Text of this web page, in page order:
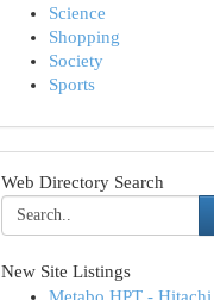
Science
Shopping
Society
Sports
Web Directory Search
New Site Listings